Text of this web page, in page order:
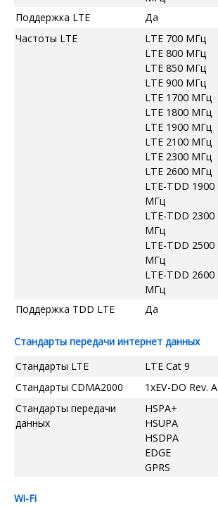
Поддержка LTE Да
Частоты LTE
LTE 700 МГц
LTE 800 МГц
LTE 850 МГц
LTE 900 МГц
LTE 1700 МГц
LTE 1800 МГц
LTE 1900 МГц
LTE 2100 МГц
LTE 2300 МГц
LTE 2600 МГц
LTE-TDD 1900
МГц
LTE-TDD 2300
МГц
LTE-TDD 2500
МГц
LTE-TDD 2600
МГц
Поддержка TDD LTE Да
Стандарты передачи интернет данных
Стандарты LTE
LTE Cat 9
Стандарты CDMA2000
1xEV-DO Rev. A
Стандарты передачи
данных
HSPA+
HSUPA
HSDPA
EDGE
GPRS
Wi-Fi